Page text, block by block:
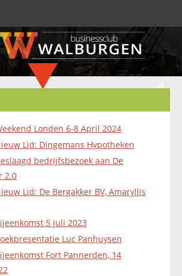
Londen 6-8 April 2024
Lid: Dingemans Hypotheken
bedrijfsbezoek aan De
2.0
Lid: De Bergakker BV, Amaryllis
5 juli 2023
Luc Panhuysen
Fort Pannerden, 14